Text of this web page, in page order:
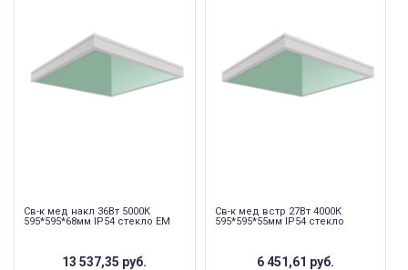
Св-к мед накл 36Вт 5000К
595*595*68мм IP54 стекло EM
13 537,35 руб.
Св-к мед встр 27Вт 4000К
595*595*55мм IP54 стекло
6 451,61 руб.